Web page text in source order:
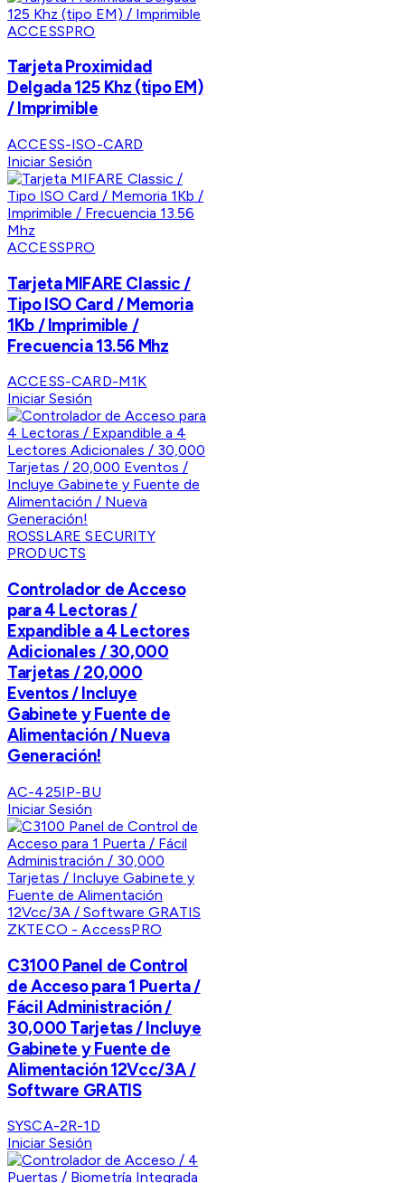
ACCESSPRO
Tarjeta Proximidad
Delgada 125 Khz (tipo EM)
/ Imprimible
ACCESS-ISO-CARD
Iniciar Sesión
ACCESSPRO
Tarjeta MIFARE Classic /
Tipo ISO Card / Memoria
1Kb / Imprimible /
Frecuencia 13.56 Mhz
ACCESS-CARD-M1K
Iniciar Sesión
ROSSLARE SECURITY
PRODUCTS
Controlador de Acceso
para 4 Lectoras /
Expandible a 4 Lectores
Adicionales / 30,000
Tarjetas / 20,000
Eventos / Incluye
Gabinete y Fuente de
Alimentación / Nueva
Generación!
AC-425IP-BU
Iniciar Sesión
ZKTECO - AccessPRO
C3100 Panel de Control
de Acceso para 1 Puerta /
Fácil Administración /
30,000 Tarjetas / Incluye
Gabinete y Fuente de
Alimentación 12Vcc/3A /
Software GRATIS
SYSCA-2R-1D
Iniciar Sesión